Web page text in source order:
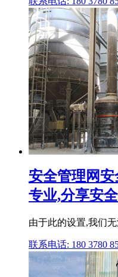
安全管理网
专业,分享安
由于此的设置,我们
联系电话: 180 3780